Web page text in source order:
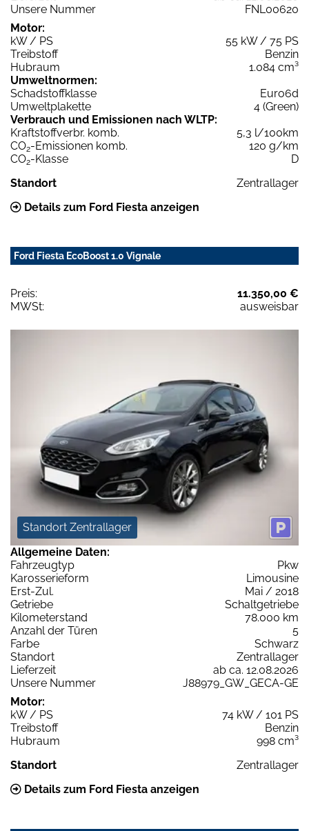
Unsere Nummer
FNL00620
Motor:
kW / PS
55 kW / 75 PS
Treibstoff
Benzin
Hubraum
1.084 cm³
Umweltnormen:
Schadstoffklasse
Euro6d
Umweltplakette
4 (Green)
Verbrauch und Emissionen nach WLTP:
Kraftstoffverbr. komb.
5,3 l/100km
CO2-Emissionen komb.
120 g/km
CO2-Klasse
D
Standort
Zentrallager
Details zum Ford Fiesta anzeigen
Ford Fiesta EcoBoost 1.0 Vignale
Preis:
11.350,00 €
MWSt:
ausweisbar
Standort Zentrallager
Allgemeine Daten:
Fahrzeugtyp
Pkw
Karosserieform
Limousine
Erst-Zul.
Mai / 2018
Getriebe
Schaltgetriebe
Kilometerstand
78.000 km
Anzahl der Türen
5
Farbe
Schwarz
Standort
Zentrallager
Lieferzeit
ab ca. 12.08.2026
Unsere Nummer
J88979_GW_GECA-GE
Motor:
kW / PS
74 kW / 101 PS
Treibstoff
Benzin
Hubraum
998 cm³
Standort
Zentrallager
Details zum Ford Fiesta anzeigen